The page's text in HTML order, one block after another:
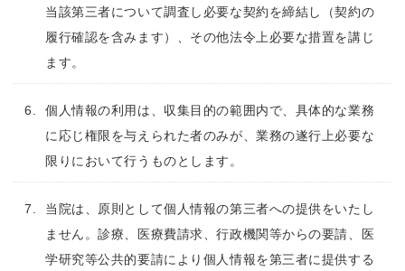
当該第三者について調査し必要な契約を締結し（契約の
履行確認を含みます）、その他法令上必要な措置を講じ
ます。
個人情報の利用は、収集目的の範囲内で、具体的な業務
に応じ権限を与えられた者のみが、業務の遂行上必要な
限りにおいて行うものとします。
当院は、原則として個人情報の第三者への提供をいたし
ません。診療、医療費請求、行政機関等からの要請、医
学研究等公共的要請により個人情報を第三者に提供する